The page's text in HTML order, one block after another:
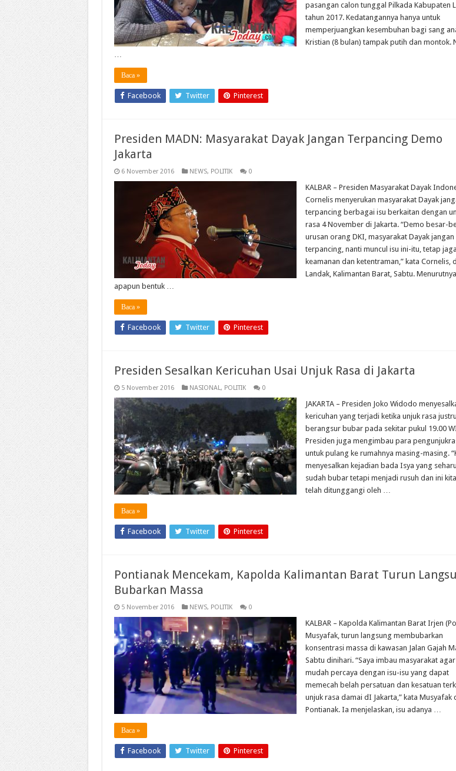
pasangan calon tunggal Pilkada Kabupaten
tahun 2017. Kedatangannya hanya untuk
memperjuangkan kesembuhan bagi sang
Kristian (8 bulan) tampak putih dan montok.
…
Baca »
Facebook Twitter Pinterest
Presiden MADN: Masyarakat Dayak Jangan Terpancing Demo
Jakarta
6 November 2016 NEWS, POLITIK 0
KALBAR – Presiden Masyarakat Dayak
Cornelis menyerukan masyarakat Dayak
terpancing berbagai isu berkaitan dengan
rasa 4 November di Jakarta. “Demo besar-
urusan orang DKI, masyarakat Dayak jangan
terpancing, nanti muncul isu ini-itu, tetap jaga
keamanan dan ketentraman,” kata Cornelis,
Landak, Kalimantan Barat, Sabtu.
apapun bentuk …
Baca »
Facebook Twitter Pinterest
Presiden Sesalkan Kericuhan Usai Unjuk Rasa di Jakarta
5 November 2016 NASIONAL, POLITIK 0
JAKARTA – Presiden Joko Widodo
kericuhan yang terjadi ketika unjuk rasa
berangsur bubar pada sekitar pukul 19.00
Presiden juga mengimbau para
untuk pulang ke rumahnya masing-masing.
menyesalkan kejadian bada Isya yang
sudah bubar tetapi menjadi rusuh dan ini
telah ditunggangi oleh …
Baca »
Facebook Twitter Pinterest
Pontianak Mencekam, Kapolda Kalimantan Barat Turun
Bubarkan Massa
5 November 2016 NEWS, POLITIK 0
KALBAR – Kapolda Kalimantan Barat Irjen
Musyafak, turun langsung membubarkan
konsentrasi massa di kawasan Jalan Gajah
Sabtu dinihari. “Saya imbau masyarakat
mudah percaya dengan isu-isu yang dapat
memecah belah persatuan dan kesatuan
unjuk rasa damai dI Jakarta,” kata Musyafak
Pontianak. Ia menjelaskan, isu adanya …
Baca »
Facebook Twitter Pinterest